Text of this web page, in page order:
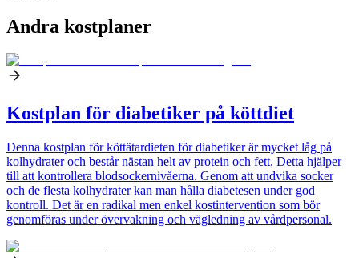
Andra kostplaner
Kostplan för diabetiker på köttdiet
Denna kostplan för köttätardieten för diabetiker är mycket låg på
kolhydrater och består nästan helt av protein och fett. Detta hjälper
till att kontrollera blodsockernivåerna. Genom att undvika socker
och de flesta kolhydrater kan man hålla diabetesen under god
kontroll. Det är en radikal men enkel kostintervention som bör
genomföras under övervakning och vägledning av vårdpersonal.